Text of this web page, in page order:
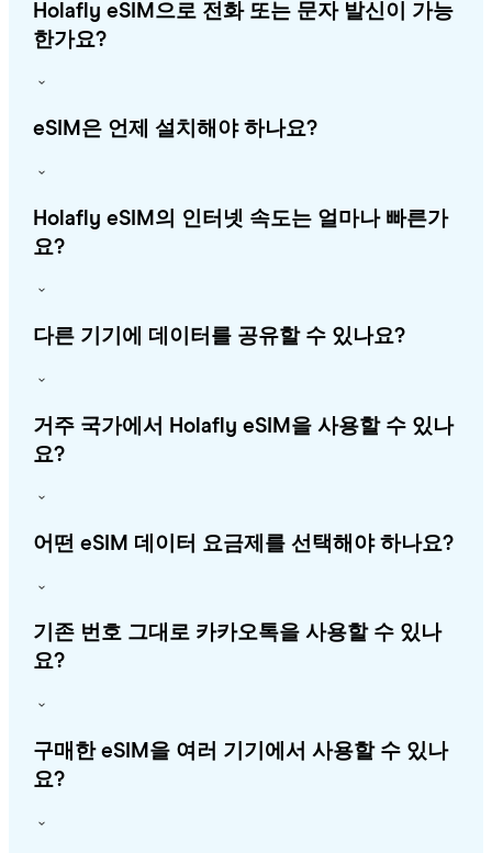
Holafly eSIM으로 전화 또는 문자 발신이 가능
한가요?
eSIM은 언제 설치해야 하나요?
Holafly eSIM의 인터넷 속도는 얼마나 빠른가
요?
다른 기기에 데이터를 공유할 수 있나요?
거주 국가에서 Holafly eSIM을 사용할 수 있나
요?
어떤 eSIM 데이터 요금제를 선택해야 하나요?
기존 번호 그대로 카카오톡을 사용할 수 있나
요?
구매한 eSIM을 여러 기기에서 사용할 수 있나
요?